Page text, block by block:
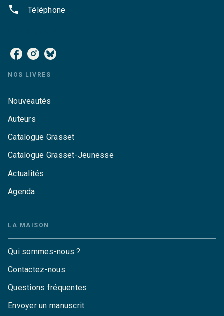
phone Téléphone
NOS LIVRES
Nouveautés
Auteurs
Catalogue Grasset
Catalogue Grasset-Jeunesse
Actualités
Agenda
LA MAISON
Qui sommes-nous ?
Contactez-nous
Questions fréquentes
Envoyer un manuscrit